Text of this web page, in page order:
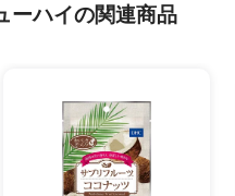
ーハイの関連商品